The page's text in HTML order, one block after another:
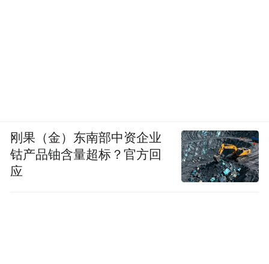
刚果（金）东南部中资企业
钴产品铀含量超标？官方回
应